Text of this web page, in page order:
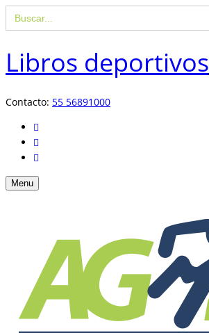
Buscar:
Libros deportivos
Contacto: 55 56891000
Menu